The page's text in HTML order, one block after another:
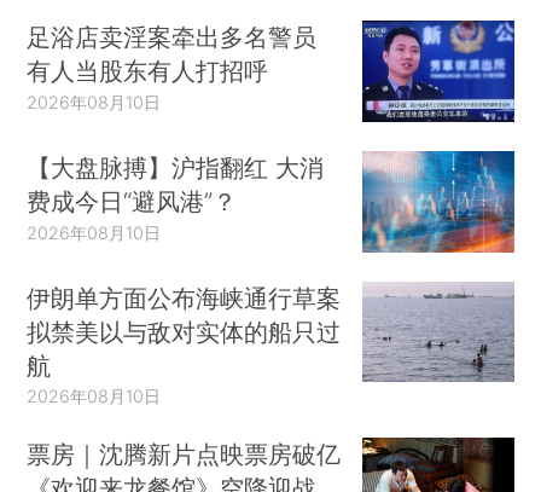
足浴店卖淫案牵出多名警员
有人当股东有人打招呼
2026年08月10日
【大盘脉搏】沪指翻红 大消
费成今日“避风港”？
2026年08月10日
伊朗单方面公布海峡通行草案
拟禁美以与敌对实体的船只过
航
2026年08月10日
票房｜沈腾新片点映票房破亿